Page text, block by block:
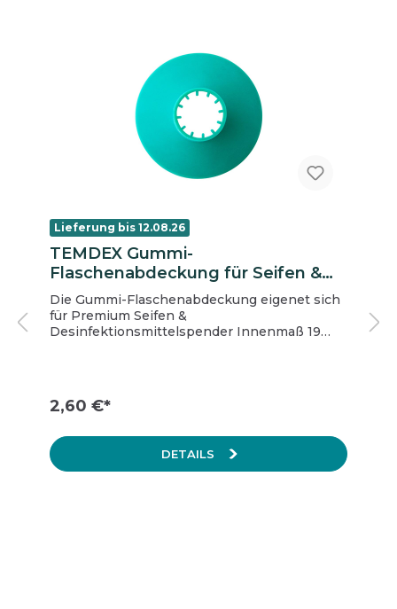
Lieferung bis 12.08.26
TEMDEX Gummi-
Flaschenabdeckung für Seifen &
Desinfektionsmittelspender
Die Gummi-Flaschenabdeckung eigenet sich
für Premium Seifen &
Desinfektionsmittelspender Innenmaß 19
2,60 €*
DETAILS